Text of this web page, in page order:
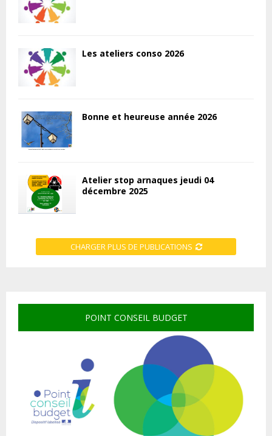
Les ateliers conso 2026
Bonne et heureuse année 2026
Atelier stop arnaques jeudi 04
décembre 2025
CHARGER PLUS DE PUBLICATIONS
POINT CONSEIL BUDGET